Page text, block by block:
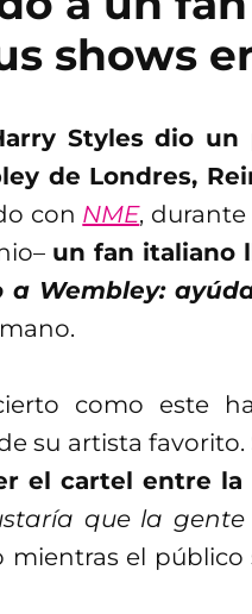
shows
Styles dio
de Londres,
con NME,
un fan italiano
a Wembley:
como este
su artista
el cartel entre
que la
mientras el